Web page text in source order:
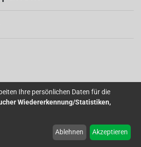
Ihre persönlichen Daten für die
Wiedererkennung/Statistiken,
Ablehnen Akzeptieren